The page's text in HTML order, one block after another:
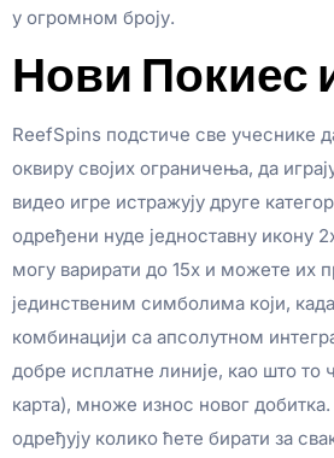
у огромном броју.
Нови Покиес
ReefSpins подстиче све учеснике
оквиру својих ограничења, да
видео игре истражују друге
одређени нуде једноставну икону
могу варирати до 15x и можете их
јединственим симболима који,
комбинацији са апсолутном
добре исплатне линије, као што то
карта), множе износ новог
одређују колико ћете бирати за